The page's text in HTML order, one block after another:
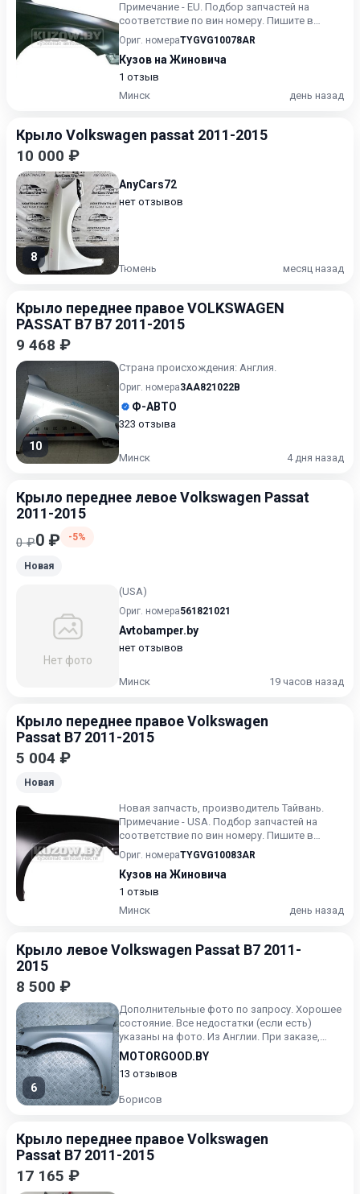
Примечание - EU. Подбор запчастей на
соответствие по вин номеру. Пишите в
Вайбер. Звоните заранее, со...
Ориг. номераTYGVG10078AR
Кузов на Жиновича
1 отзыв
Минск
день назад
Крыло Volkswagen passat 2011-2015
10 000 ₽
8
AnyCars72
нет отзывов
Тюмень месяц назад
Крыло переднее правое VOLKSWAGEN
PASSAT B7 B7 2011-2015
9 468 ₽
10
Страна происхождения: Англия.
Ориг. номера3AA821022B
Ф-АВТО
323 отзыва
Минск 4 дня назад
Крыло переднее левое Volkswagen Passat
2011-2015
0 ₽0 ₽ -5%
Новая
Нет фото
(USA)
Ориг. номера561821021
Avtobamper.by
нет отзывов
Минск 19 часов назад
Крыло переднее правое Volkswagen
Passat B7 2011-2015
5 004 ₽
Новая
Новая запчасть, производитель Тайвань.
Примечание - USA. Подбор запчастей на
соответствие по вин номеру. Пишите в
Вайбер. Звоните заранее, с...
Ориг. номераTYGVG10083AR
Кузов на Жиновича
1 отзыв
Минск
день назад
Крыло левое Volkswagen Passat B7 2011-
2015
8 500 ₽
6
Дополнительные фото по запросу. Хорошее
состояние. Все недостатки (если есть)
указаны на фото. Из Англии. При заказе,
будьте готовы назвать...
MOTORGOOD.BY
13 отзывов
Борисов
Крыло переднее правое Volkswagen
Passat B7 2011-2015
17 165 ₽